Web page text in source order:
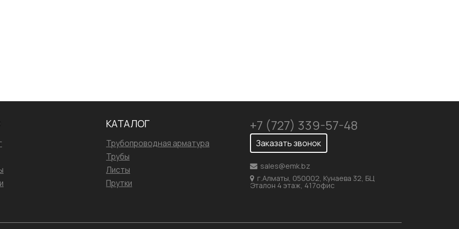
+7 (727) 339-57-48
Заказать звонок
sales@emk.bz
г.Алматы, 050002, Кунаева 32, БЦ
Эталон 4 этаж, 417офис
КАТАЛОГ
Трубопроводная арматура
Трубы
Листы
Прутки